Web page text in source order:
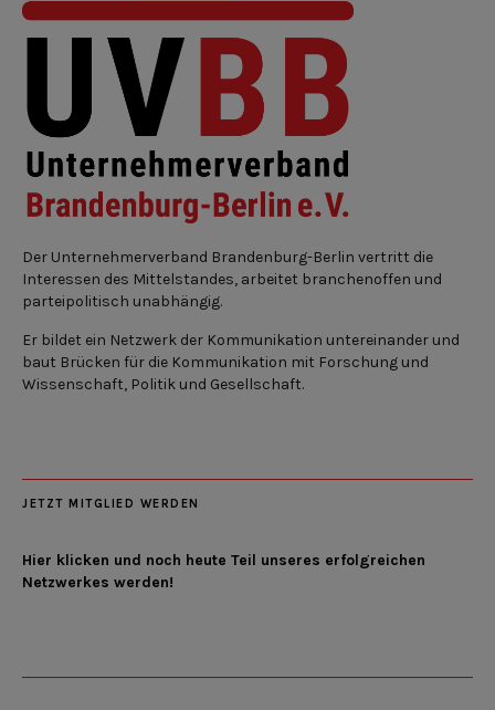
Der Unternehmerverband Brandenburg-Berlin vertritt die
Interessen des Mittelstandes, arbeitet branchenoffen und
parteipolitisch unabhängig.
Er bildet ein Netzwerk der Kommunikation untereinander und
baut Brücken für die Kommunikation mit Forschung und
Wissenschaft, Politik und Gesellschaft.
JETZT MITGLIED WERDEN
Hier klicken und noch heute Teil unseres erfolgreichen
Netzwerkes werden!